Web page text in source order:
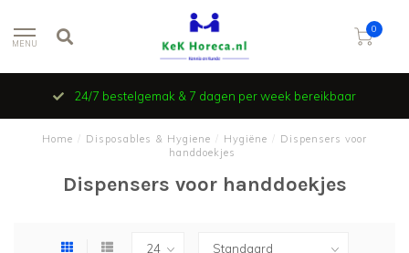
MENU
0
24/7 bestelgemak & 7 dagen per week bereikbaar
Home Disposables & Hygiene Hygiëne
Dispensers voor
handdoekjes
Dispensers voor handdoekjes